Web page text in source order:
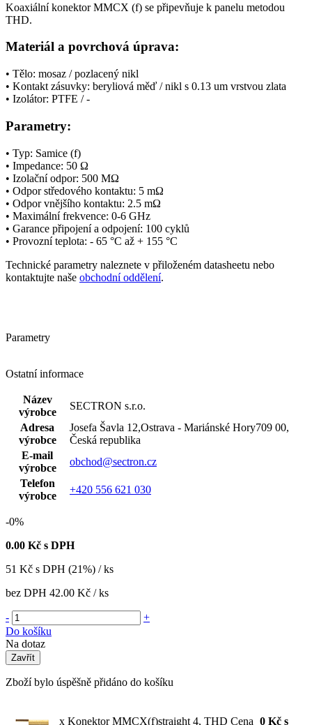
Koaxiálníkonektor MMCX (f) se připevňuje k panelu metodou
THD.
Materiál a povrchová úprava:
• Tělo: mosaz / pozlacený nikl
• Kontakt zásuvky: beryliová měď / nikl s 0.13 um vrstvou zlata
• Izolátor: PTFE / -
Parametry:
• Typ: Samice (f)
• Impedance: 50 Ω
• Izolační odpor: 500 MΩ
• Odpor středového kontaktu: 5 mΩ
• Odpor vnějšího kontaktu: 2.5 mΩ
• Maximálnífrekvence: 0-6 GHz
• Garance připojení a odpojení: 100 cyklů
• Provozní teplota: - 65 °C až + 155 °C
Technické parametry naleznete v přiloženém datasheetu nebo
kontaktujte naše obchodní oddělení.
Parametry
Ostatní informace
Název
výrobce
SECTRON s.r.o.
Adresa
výrobce
Josefa Šavla 12,Ostrava - Mariánské Hory709 00,
Česká republika
E-mail
výrobce
obchod@sectron.cz
Telefon
výrobce
+420 556 621 030
-0%
0.00 Kč s DPH
51 Kč s DPH (21%) / ks
bez DPH 42.00 Kč / ks
-
+
Do košíku
Na dotaz
Zavřít
Zboží bylo úspěšně přidáno do košíku
x Konektor MMCX(f)straight 4, THD Cena 0 Kč s